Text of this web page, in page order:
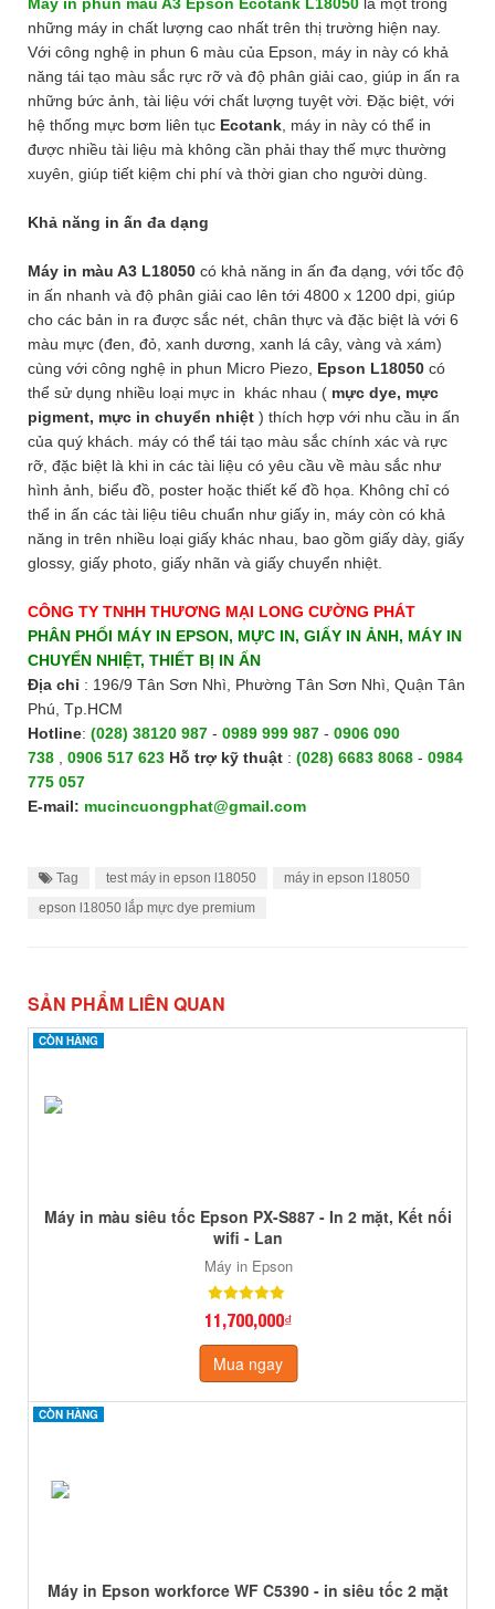
những máy in chất lượng cao nhất trên thị trường hiện nay.
Với công nghệ in phun 6 màu của Epson, máy in này có khả
năng tái tạo màu sắc rực rỡ và độ phân giải cao, giúp in ấn ra
những bức ảnh, tài liệu với chất lượng tuyệt vời. Đặc biệt, với
hệ thống mực bơm liên tục Ecotank , máy in này có thể in
được nhiều tài liệu mà không cần phải thay thế mực thường
xuyên, giúp tiết kiệm chi phí và thời gian cho người dùng.
Khả năng in ấn đa dạng
Máy in màu A3 L18050 có khả năng in ấn đa dạng, với tốc độ
in ấn nhanh và độ phân giải cao lên tới 4800 x 1200 dpi, giúp
cho các bản in ra được sắc nét, chân thực và đặc biệt là với 6
màu mực (đen, đỏ, xanh dương, xanh lá cây, vàng và xám)
cùng với công nghệ in phun Micro Piezo, Epson L18050 có
thể sử dụng nhiều loại mực in khác nhau ( mực dye, mực
pigment, mực in chuyển nhiệt ) thích hợp với nhu cầu in ấn
của quý khách. máy có thể tái tạo màu sắc chính xác và rực
rỡ, đặc biệt là khi in các tài liệu có yêu cầu về màu sắc như
hình ảnh, biểu đồ, poster hoặc thiết kế đồ họa. Không chỉ có
thể in ấn các tài liệu tiêu chuẩn như giấy in, máy còn có khả
năng in trên nhiều loại giấy khác nhau, bao gồm giấy dày, giấy
glossy, giấy photo, giấy nhãn và giấy chuyển nhiệt.
CÔNG TY TNHH THƯƠNG MẠI LONG CƯỜNG PHÁT
PHÂN PHỐI MÁY IN EPSON, MỰC IN, GIẤY IN ẢNH, MÁY IN
CHUYỂN NHIỆT, THIẾT BỊ IN ẤN
Địa chỉ : 196/9 Tân Sơn Nhì, Phường Tân Sơn Nhì, Quận Tân
Phú, Tp.HCM
Hotline: (028) 38120 987 - 0989 999 987 - 0906 090
738
0906 517 623 Hỗ trợ kỹ thuật : (028) 6683 8068 - 0984
775 057
E-mail: mucincuongphat@gmail.com
Tag test máy in epson l18050
máy in epson l18050
epson l18050 lắp mực dye premium
SẢN PHẨM LIÊN QUAN
CÒN HÀNG
CÒN HÀNG
Máy in màu siêu tốc Epson PX-S887 - In 2 mặt, Kết nối
wifi - Lan
Máy in Epson
11,700,000₫
Mua ngay
CÒN HÀNG
CÒN HÀNG
Máy in Epson workforce WF C5390 - in siêu tốc 2 mặt